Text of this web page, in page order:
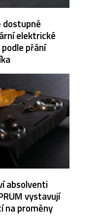
dostupné
elektrické
přání
absolventi
vystavují
na proměny